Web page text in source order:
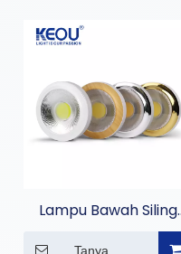
Lampu Bawah Siling
Tongkol Permukaan
Tanya